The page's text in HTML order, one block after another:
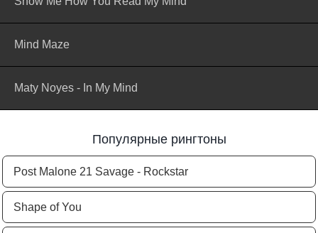
Mind Maze
Maty Noyes - In My Mind
Популярные рингтоны
Post Malone 21 Savage - Rockstar
Shape of You